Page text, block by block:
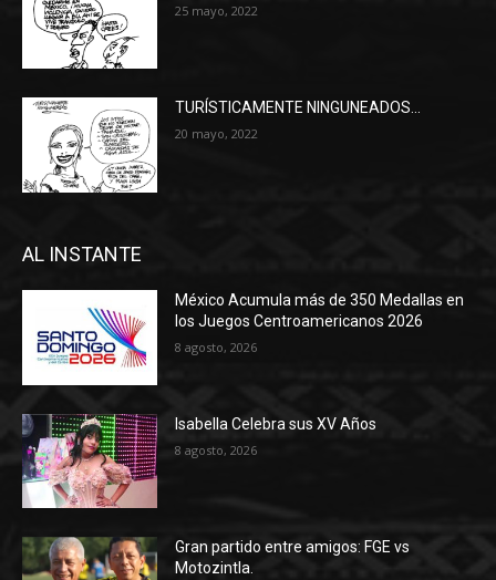
25 mayo, 2022
TURÍSTICAMENTE NINGUNEADOS…
20 mayo, 2022
AL INSTANTE
México Acumula más de 350 Medallas en
los Juegos Centroamericanos 2026
8 agosto, 2026
Isabella Celebra sus XV Años
8 agosto, 2026
Gran partido entre amigos: FGE vs
Motozintla.